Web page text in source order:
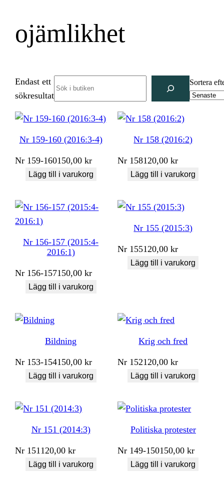
ojämlikhet
Endast ett
sökresultat
Sortera
Nr 159-160 (2016:3-4)
Nr 159-160150,00kr
Lägg till i varukorg
Nr 158 (2016:2)
Nr 158120,00kr
Lägg till i varukorg
Nr 156-157 (2015:4-
2016:1)
Nr 156-157150,00kr
Lägg till i varukorg
Nr 155 (2015:3)
Nr 155120,00kr
Lägg till i varukorg
Bildning
Nr 153-154150,00kr
Lägg till i varukorg
Krig och fred
Nr 152120,00kr
Lägg till i varukorg
Nr 151 (2014:3)
Nr 151120,00kr
Lägg till i varukorg
Politiska protester
Nr 149-150150,00kr
Lägg till i varukorg